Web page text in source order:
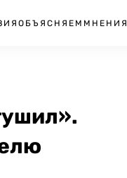
ОБЪЯСНЯЕМ МНЕНИЯ